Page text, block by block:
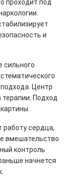
проходит под
и
сильного
Центр
Подход
работу сердца,
вмешательство
контроль
начнется